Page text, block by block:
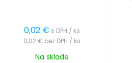
0,02 € s DPH / ks
0,02 € bez DPH / ks
Na sklade